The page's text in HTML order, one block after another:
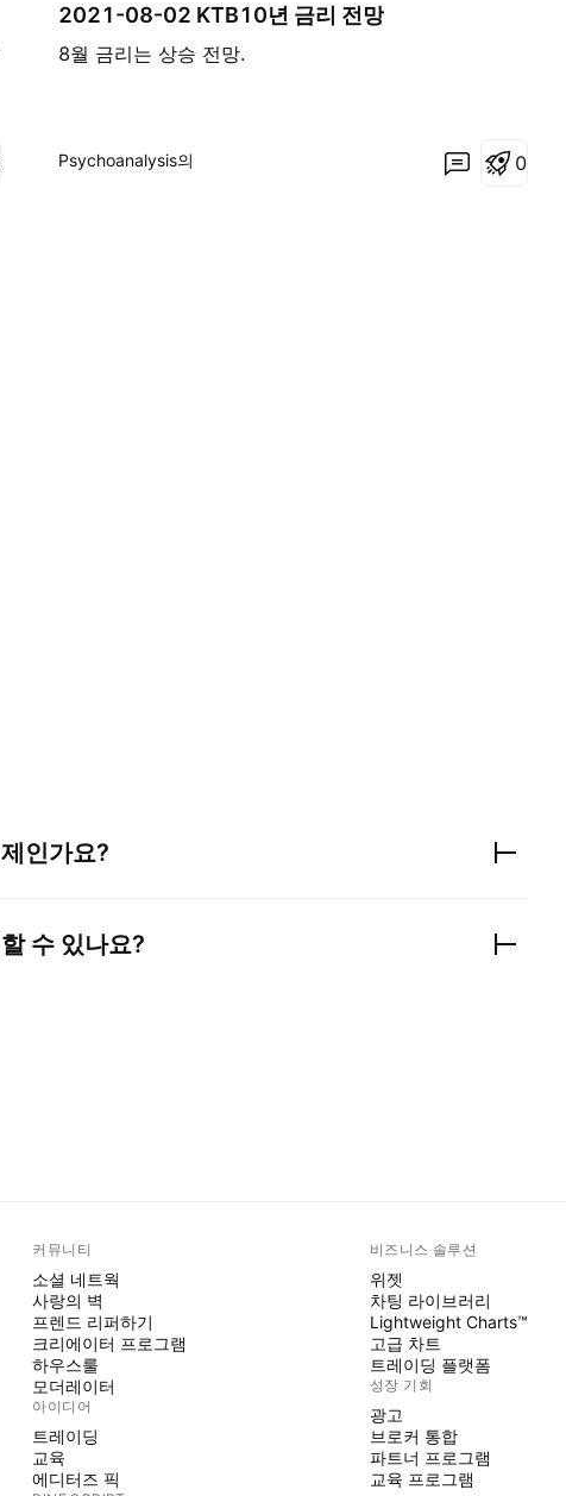
2021-08-02 KTB10년 금리 전망
8월 금리는 상승 전망.
Psychoanalysis의 0
인가요?
수 있나요?
커뮤니티
소셜 네트웍
사랑의 벽
프렌드 리퍼하기
크리에이터 프로그램
하우스룰
모더레이터
아이디어
트레이딩
교육
에디터즈 픽
비즈니스 솔루션
위젯
차팅 라이브러리
Lightweight Charts™
고급 차트
트레이딩 플랫폼
성장 기회
광고
브로커 통합
파트너 프로그램
교육 프로그램